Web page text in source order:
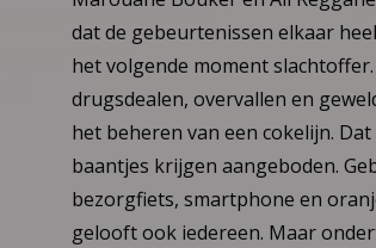
dat de gebeurtenissen elkaar
het volgende moment
drugsdealen, overvallen en
het beheren van een cokelijn.
baantjes krijgen aangeboden.
bezorgfiets, smartphone en
gelooft ook iedereen. Maar